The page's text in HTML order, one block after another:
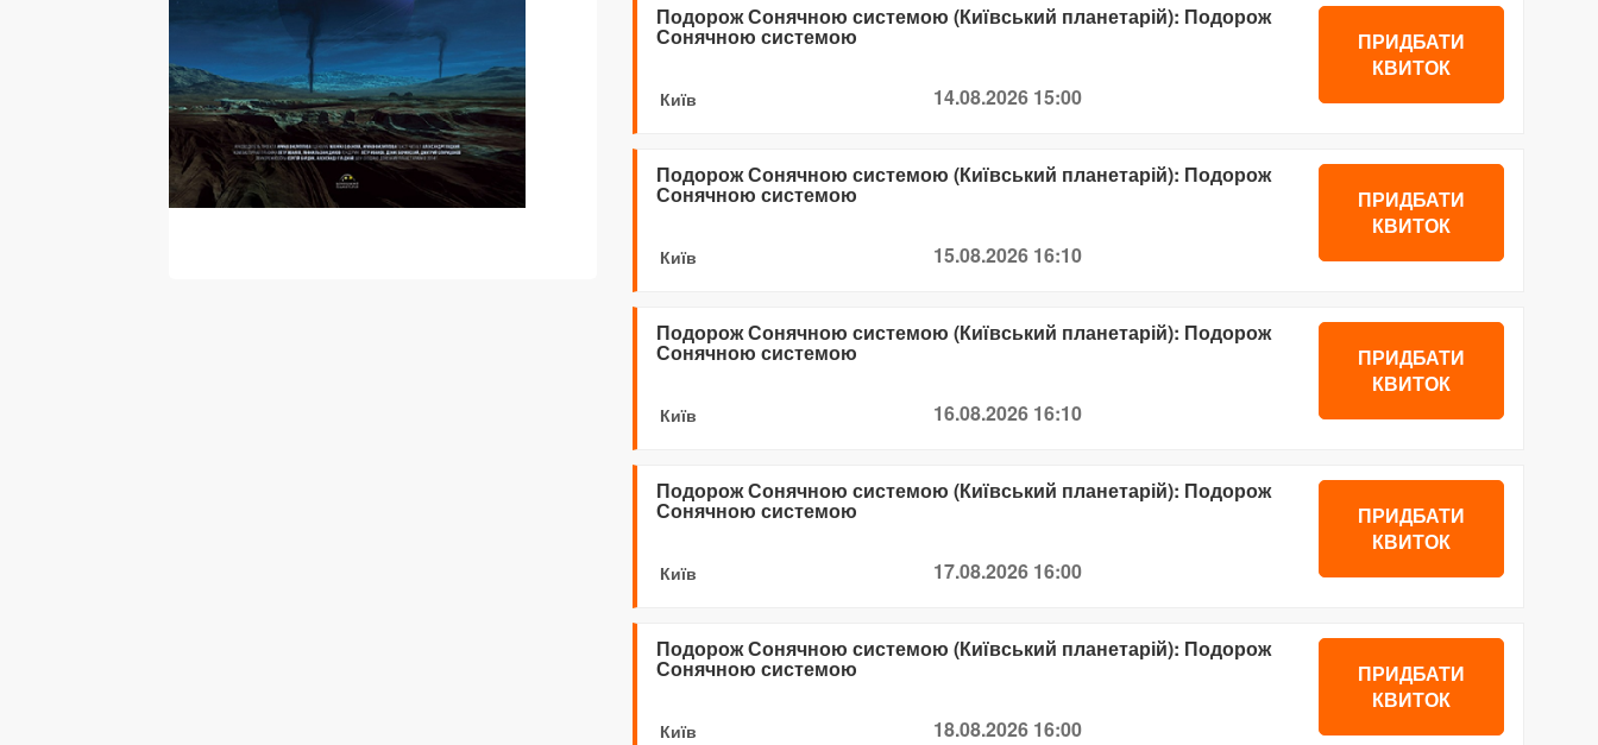
Подорож Сонячною системою (Київський планетарій): Подорож
Сонячною системою
Київ 14.08.2026 15:00
ПРИДБАТИ
КВИТОК
Подорож Сонячною системою (Київський планетарій): Подорож
Сонячною системою
Київ 15.08.2026 16:10
ПРИДБАТИ
КВИТОК
Подорож Сонячною системою (Київський планетарій): Подорож
Сонячною системою
Київ 16.08.2026 16:10
ПРИДБАТИ
КВИТОК
Подорож Сонячною системою (Київський планетарій): Подорож
Сонячною системою
Київ 17.08.2026 16:00
ПРИДБАТИ
КВИТОК
Подорож Сонячною системою (Київський планетарій): Подорож
Сонячною системою
Київ 18.08.2026 16:00
ПРИДБАТИ
КВИТОК